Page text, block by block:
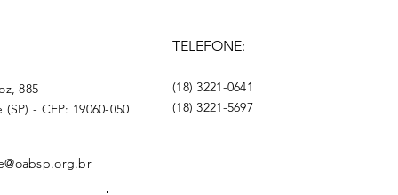
885
- CEP: 19060-050
TELEFONE:
(18) 3221-0641
(18) 3221-5697